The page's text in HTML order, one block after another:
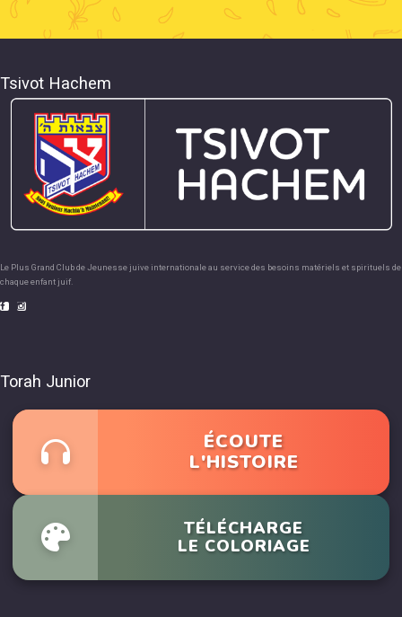
Tsivot Hachem
Le Plus Grand Club de Jeunesse juive internationale au service des besoins matériels et spirituels de
chaque enfant juif.
Torah Junior
ÉCOUTE
L'HISTOIRE
TÉLÉCHARGE
LE COLORIAGE